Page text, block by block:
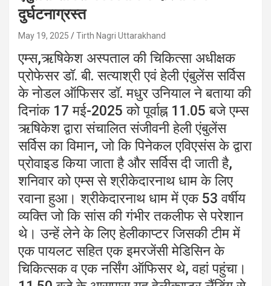
दुर्घटनाग्रस्त
May 19, 2025 Tirth Nagri Uttarakhand
एम्स,ऋषिकेश अस्पताल की चिकित्सा अधीक्षक
प्रोफेसर डॉ. बी. सत्याश्री एवं हेली एंबुलेंस सर्विस
के नोडल ऑफिसर डॉ. मधुर उनियाल ने बताया की
दिनांक 17 मई-2025 को पूर्वाह्न 11.05 बजे एम्स
ऋषिकेश द्वारा संचालित संजीवनी हेली एंबुलेंस
सर्विस का विमान, जो कि पिनेकल एविएसंस के द्वारा
प्रोवाइड किया जाता है और सर्विस दी जाती है,
शनिवार को एम्स से श्रीकेदारनाथ धाम के लिए
रवाना हुआ। श्रीकेदारनाथ धाम में एक 53 वर्षीय
व्यक्ति जो कि सांस की गंभीर तकलीफ से परेशान
थे। उन्हें लेने के लिए हेलीकाप्टर जिसकी टीम में
एक पायलट सहित एक इमरजेंसी मेडिसिन के
चिकित्सक व एक नर्सिंग ऑफिसर थे, वहां पहुंचा।